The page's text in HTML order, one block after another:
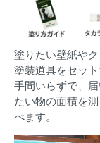
塗りたい壁紙や
塗装道具をセッ
手間いらずで、
たい物の面積を
べます。